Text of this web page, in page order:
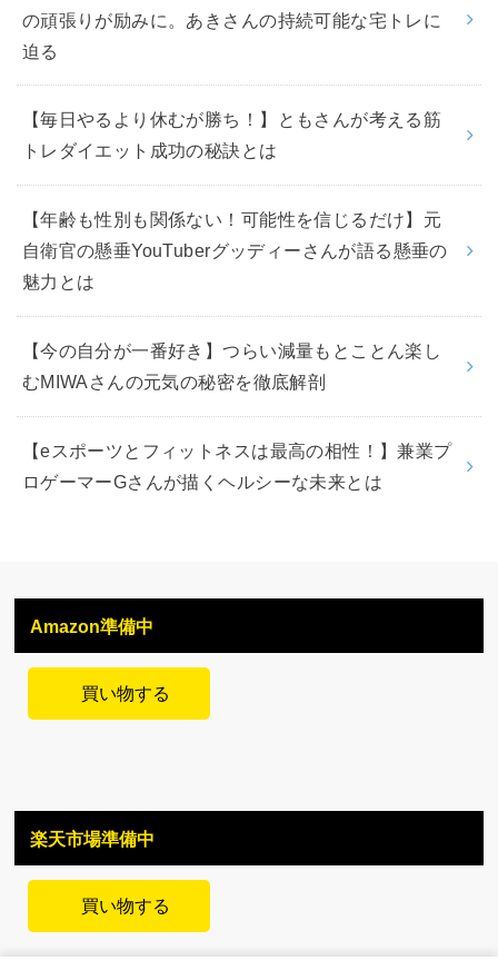
の頑張りが励みに。あきさんの持続可能な宅トレに
迫る
【毎日やるより休むが勝ち！】ともさんが考える筋
トレダイエット成功の秘訣とは
【年齢も性別も関係ない！可能性を信じるだけ】元
自衛官の懸垂YouTuberグッディーさんが語る懸垂の
魅力とは
【今の自分が一番好き】つらい減量もとことん楽し
むMIWAさんの元気の秘密を徹底解剖
【eスポーツとフィットネスは最高の相性！】兼業プ
ロゲーマーGさんが描くヘルシーな未来とは
Amazon準備中
買い物する
楽天市場準備中
買い物する